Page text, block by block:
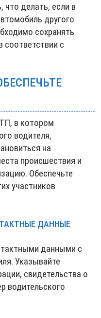
что делать, если в
другого
сохранять
соответствии с
в котором
водителя,
на
происшествия и
Обеспечьте
участников
ДАННЫЕ
данными с
Указывайте
свидетельства о
водительского